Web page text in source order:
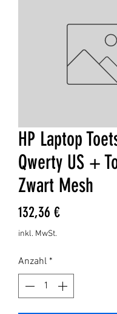
HP Laptop
Qwerty US +
Zwart Mesh
132,36 €Preis
inkl. MwSt.
Anzahl *